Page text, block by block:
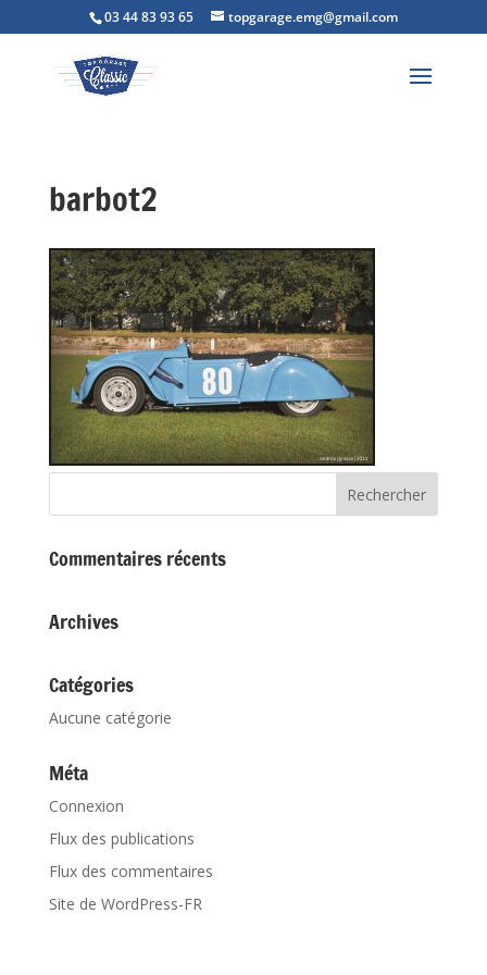
03 44 83 93 65 topgarage.emg@gmail.com
barbot2
Commentaires récents
Archives
Catégories
Aucune catégorie
Méta
Connexion
Flux des publications
Flux des commentaires
Site de WordPress-FR